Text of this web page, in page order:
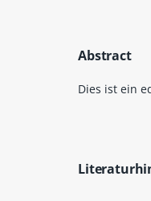
Abstract
Dies ist ein